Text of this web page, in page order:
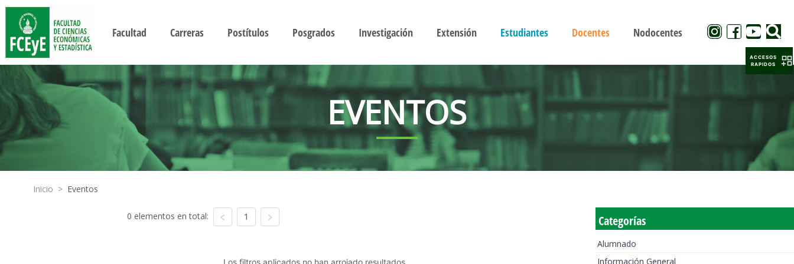
Facultad Carreras Postítulos Posgrados Investigación Extensión Estudiantes Docentes Nodocentes
EVENTOS
Inicio > Eventos
0 elementos en total: 1
Los filtros aplicados no han arrojado resultados
Categorías
Alumnado
Información General
ACCESOS
RAPIDOS